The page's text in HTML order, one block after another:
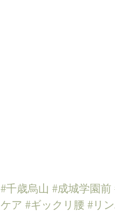
#千歳烏山 #成城学園前
ケア #ギックリ腰 #リ